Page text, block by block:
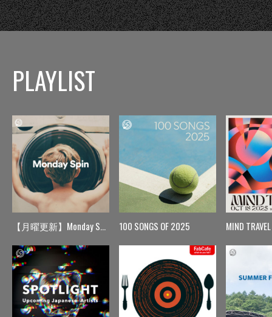
PLAYLIST
【月曜更新】Monday Spin 100 SONGS OF 2025 MIND TRAVEL